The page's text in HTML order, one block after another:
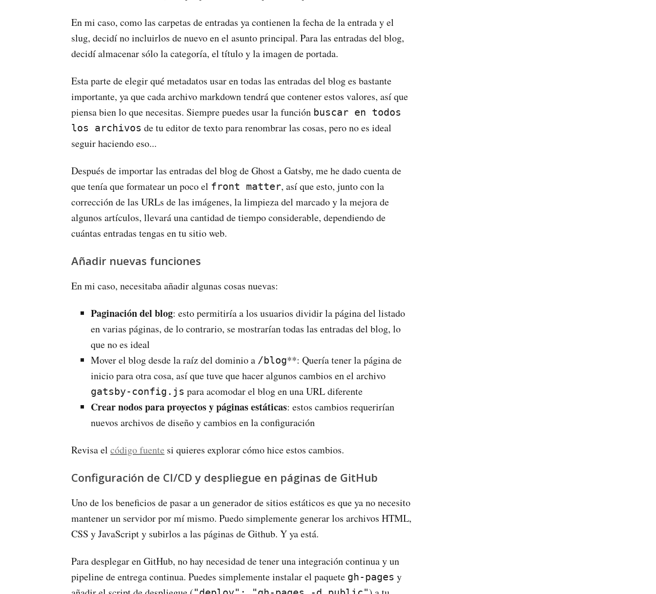
En mi caso, como las carpetas de entradas ya contienen la fecha de la entrada y el
slug, decidí no incluirlos de nuevo en el asunto principal. Para las entradas del blog,
decidí almacenar sólo la categoría, el título y la imagen de portada.
Esta parte de elegir qué metadatos usar en todas las entradas del blog es bastante
importante, ya que cada archivo markdown tendrá que contener estos valores, así que
piensa bien lo que necesitas. Siempre puedes usar la función buscar en todos
los archivos de tu editor de texto para renombrar las cosas, pero no es ideal
seguir haciendo eso...
Después de importar las entradas del blog de Ghost a Gatsby, me he dado cuenta de
que tenía que formatear un poco el front matter, así que esto, junto con la
corrección de las URLs de las imágenes, la limpieza del marcado y la mejora de
algunos artículos, llevará una cantidad de tiempo considerable, dependiendo de
cuántas entradas tengas en tu sitio web.
Añadir nuevas funciones
En mi caso, necesitaba añadir algunas cosas nuevas:
Paginación del blog: esto permitiría a los usuarios dividir la página del listado
en varias páginas, de lo contrario, se mostrarían todas las entradas del blog, lo
que no es ideal
Mover el blog desde la raíz del dominio a /blog**: Quería tener la página de
inicio para otra cosa, así que tuve que hacer algunos cambios en el archivo
gatsby-config.js para acomodar el blog en una URL diferente
Crear nodos para proyectos y páginas estáticas: estos cambios requerirían
nuevos archivos de diseño y cambios en la configuración
Revisa el código fuente si quieres explorar cómo hice estos cambios.
Configuración de CI/CD y despliegue en páginas de GitHub
Uno de los beneficios de pasar a un generador de sitios estáticos es que ya no necesito
mantener un servidor por mí mismo. Puedo simplemente generar los archivos HTML,
CSS y JavaScript y subirlos a las páginas de Github. Y ya está.
Para desplegar en GitHub, no hay necesidad de tener una integración continua y un
pipeline de entrega continua. Puedes simplemente instalar el paquete gh-pages y